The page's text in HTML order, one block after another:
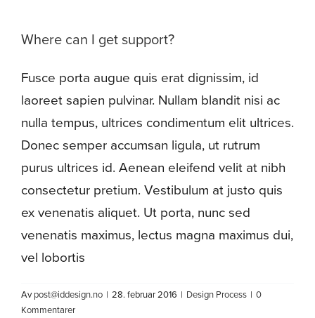
Where can I get support?
Fusce porta augue quis erat dignissim, id
laoreet sapien pulvinar. Nullam blandit nisi ac
nulla tempus, ultrices condimentum elit ultrices.
Donec semper accumsan ligula, ut rutrum
purus ultrices id. Aenean eleifend velit at nibh
consectetur pretium. Vestibulum at justo quis
ex venenatis aliquet. Ut porta, nunc sed
venenatis maximus, lectus magna maximus dui,
vel lobortis
Avpost@iddesign.no | 28. februar 2016 | Design Process | 0
Kommentarer